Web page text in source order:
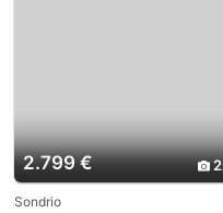
2.799 € 2
Sondrio